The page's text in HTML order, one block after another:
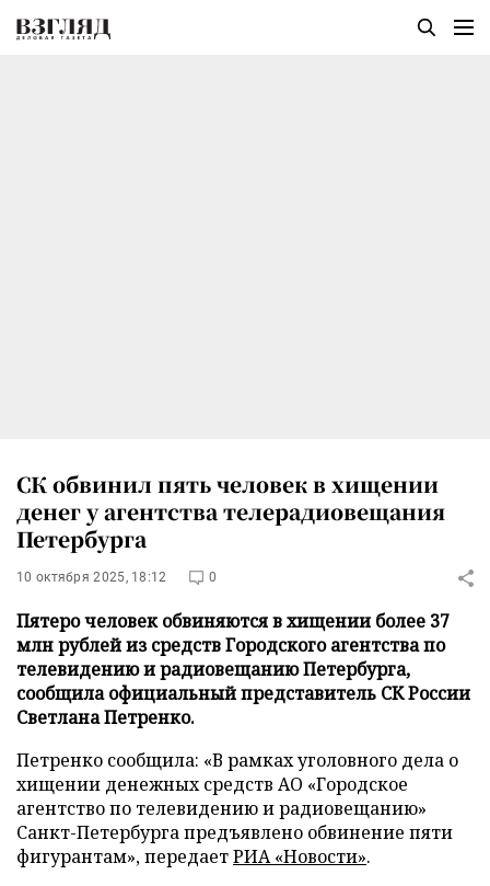
СК обвинил пять человек в хищении
денег у агентства телерадиовещания
Петербурга
10 октября 2025, 18:12 0
Пятеро человек обвиняются в хищении более 37
млн рублей из средств Городского агентства по
телевидению и радиовещанию Петербурга,
сообщила официальный представитель СК России
Светлана Петренко.
Петренко сообщила: «В рамках уголовного дела о
хищении денежных средств АО «Городское
агентство по телевидению и радиовещанию»
Санкт-Петербурга предъявлено обвинение пяти
фигурантам», передаетРИА «Новости».